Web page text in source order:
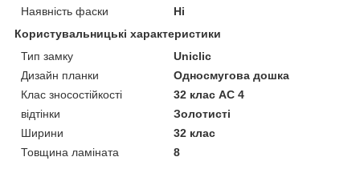
Наявність фаски
Ні
Користувальницькі характеристики
Тип замку
Uniclic
Дизайн планки
Односмугова дошка
Клас зносостійкості
32 клас AC 4
відтінки
Золотисті
Ширини
32 клас
Товщина ламіната
8